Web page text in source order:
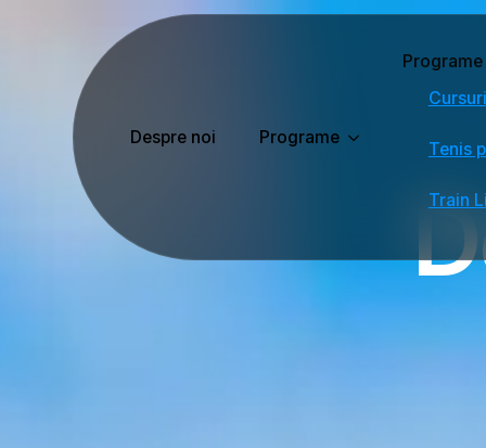
Despre noi Programe
Programe
Tenis
Train